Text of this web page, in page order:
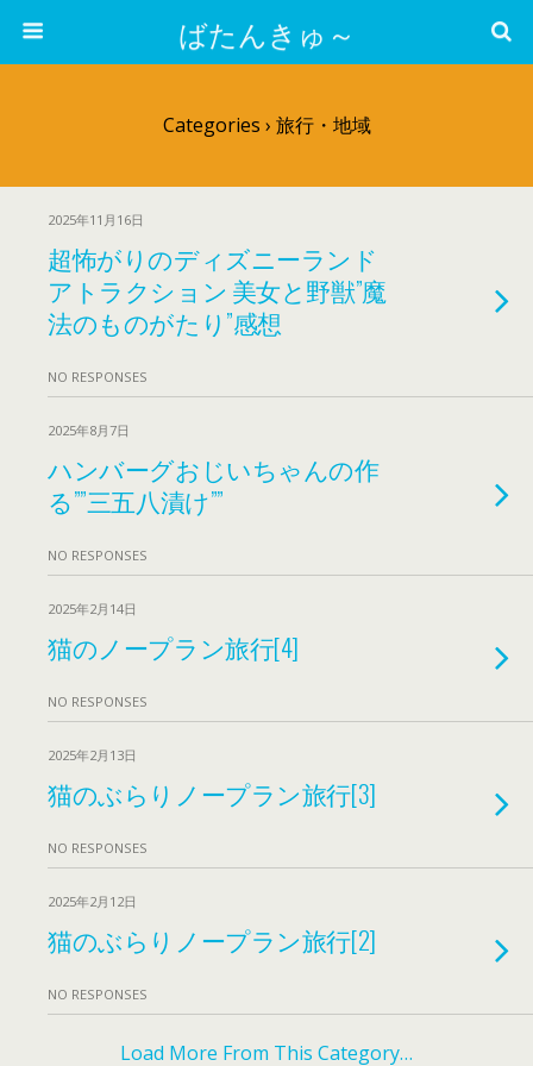
ばたんきゅ～
Categories › 旅行・地域
2025年11月16日
超怖がりのディズニーランド
アトラクション 美女と野獣”魔
法のものがたり”感想
NO RESPONSES
2025年8月7日
ハンバーグおじいちゃんの作
る””三五八漬け””
NO RESPONSES
2025年2月14日
猫のノープラン旅行[4]
NO RESPONSES
2025年2月13日
猫のぶらりノープラン旅行[3]
NO RESPONSES
2025年2月12日
猫のぶらりノープラン旅行[2]
NO RESPONSES
Load More From This Category…